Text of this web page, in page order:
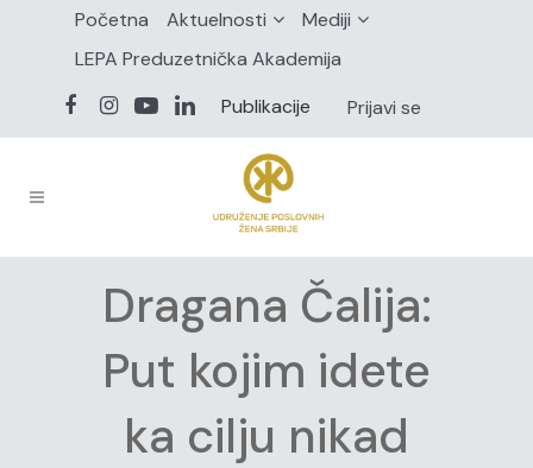
Početna Aktuelnosti
Mediji
LEPA Preduzetnička Akademija
Publikacije
Prijavi se
Dragana Čalija:
Put kojim idete
ka cilju nikad